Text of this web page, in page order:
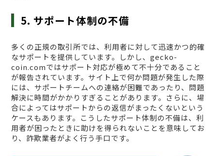
5. サポート体制の不備
多くの正規の取引所では、利用者に対して迅速かつ的確
なサポートを提供しています。しかし、gecko-
coin.comではサポート対応が極めて不十分であること
が報告されています。サイト上で何か問題が発生した際
には、サポートチームへの連絡が困難であったり、問題
解決に時間がかかりすぎることがあります。さらに、場
合によってはサポートからの返信がまったくないという
ケースもあります。こうしたサポート体制の不備は、利
用者が困ったときに助けを得られないことを意味してお
り、詐欺業者がよく行う手口です。